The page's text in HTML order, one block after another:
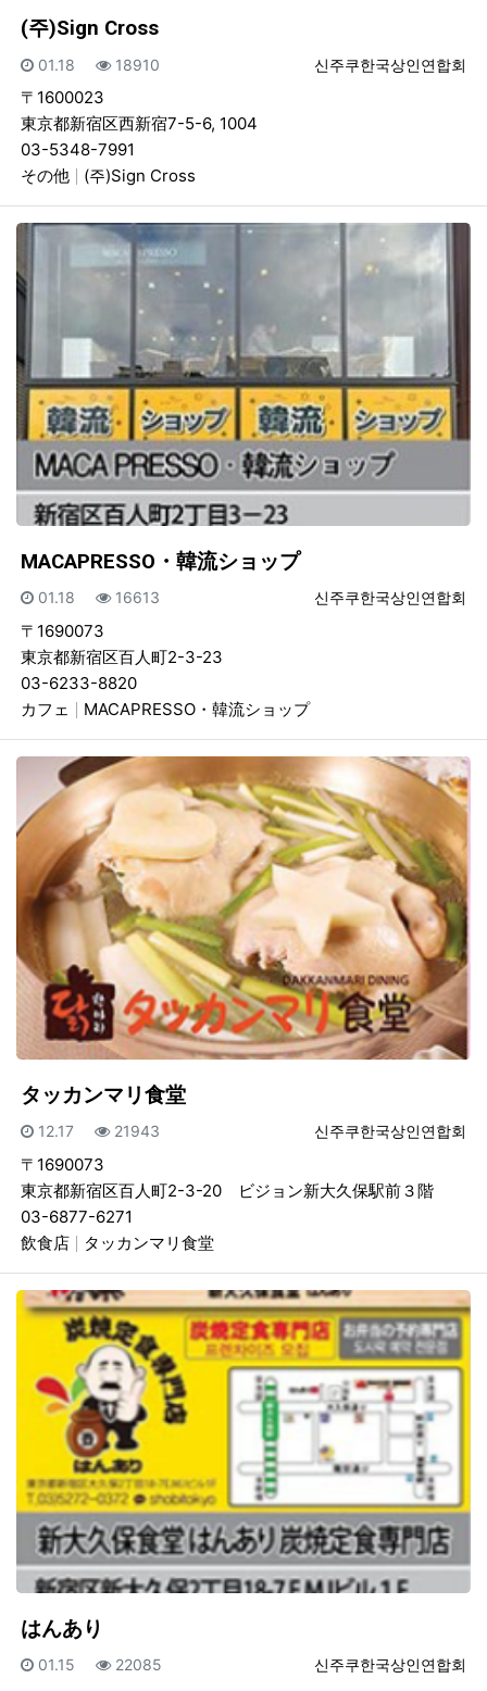
(주)Sign Cross
등록자
신주쿠한국상인연합회
등록일
01.18 조회
18910
〒1600023
東京都新宿区西新宿7-5-6, 1004
03-5348-7991
その他
(주)Sign Cross
MACAPRESSO・韓流ショップ
등록자
신주쿠한국상인연합회
등록일
01.18 조회
16613
〒1690073
東京都新宿区百人町2-3-23
03-6233-8820
カフェ
MACAPRESSO・韓流ショップ
タッカンマリ食堂
등록자
신주쿠한국상인연합회
등록일
12.17 조회
21943
〒1690073
東京都新宿区百人町2-3-20 ビジョン新大久保駅前３階
03-6877-6271
飲食店
タッカンマリ食堂
はんあり
등록자
신주쿠한국상인연합회
등록일
01.15 조회
22085